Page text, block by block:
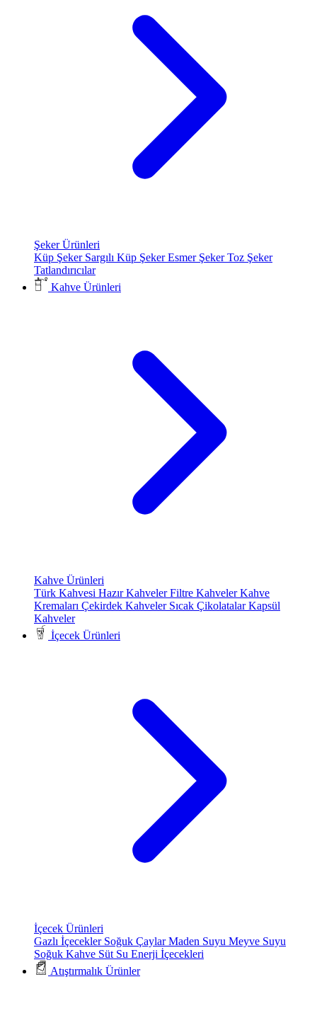
Şeker Ürünleri
Küp Şeker Sargılı Küp ŞekerEsmer ŞekerToz Şeker
Tatlandırıcılar
Kahve Ürünleri
Kahve Ürünleri
Türk Kahvesi Hazır KahvelerFiltre KahvelerKahve
Kremaları Çekirdek Kahveler Sıcak ÇikolatalarKapsül
Kahveler
İçecek Ürünleri
İçecek Ürünleri
Gazlı İçecekler Soğuk ÇaylarMaden Suyu Meyve Suyu
Soğuk Kahve Süt Su Enerji İçecekleri
Atıştırmalık Ürünler